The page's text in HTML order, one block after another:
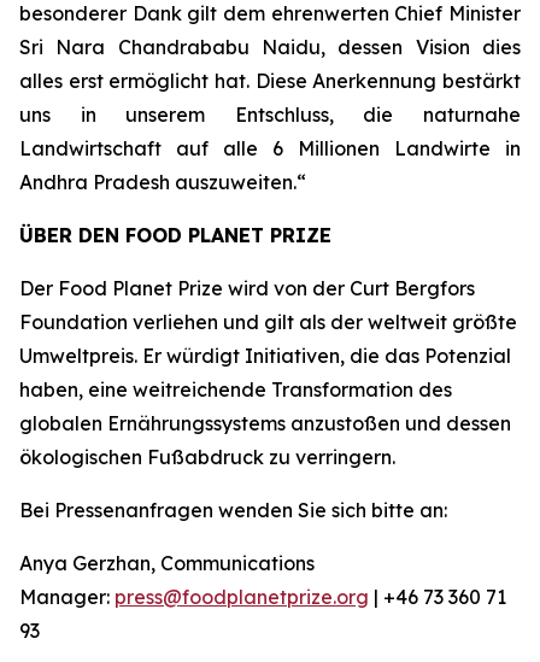
besonderer Dank gilt dem ehrenwerten Chief Minister
Sri Nara Chandrababu Naidu, dessen Vision dies
alles erst ermöglicht hat. Diese Anerkennung bestärkt
uns in unserem Entschluss, die naturnahe
Landwirtschaft auf alle 6 Millionen Landwirte in
Andhra Pradesh auszuweiten.“
ÜBER DEN FOOD PLANET PRIZE
Der Food Planet Prize wird von der Curt Bergfors
Foundation verliehen und gilt als der weltweit größte
Umweltpreis. Er würdigt Initiativen, die das Potenzial
haben, eine weitreichende Transformation des
globalen Ernährungssystems anzustoßen und dessen
ökologischen Fußabdruck zu verringern.
Bei Pressenanfragen wenden Sie sich bitte an:
Anya Gerzhan, Communications
Manager: press@foodplanetprize.org | +46 73 360 71
93